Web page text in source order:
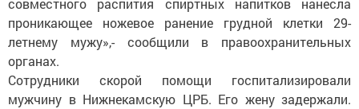
совместного распития спиртных напитков нанесла
проникающее ножевое ранение грудной клетки 29-
летнему мужу»,- сообщили в правоохранительных
органах.
Сотрудники скорой помощи госпитализировали
мужчину в Нижнекамскую ЦРБ. Его жену задержали.